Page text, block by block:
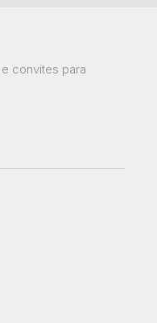
convites para